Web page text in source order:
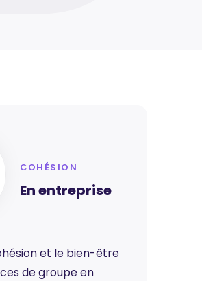
COHÉSION
En entreprise
et le bien-être
de groupe en